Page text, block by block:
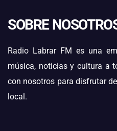
SOBRE
Radio Labrar FM es una
música, noticias y cultura a
con nosotros para disfrutar
local.